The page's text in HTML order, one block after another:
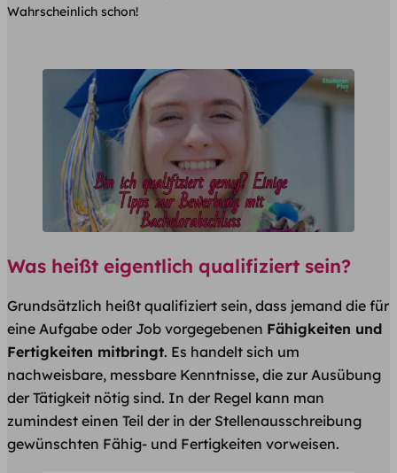
Wahrscheinlich schon!
Was heißt eigentlich qualifiziert sein?
Grundsätzlich heißt qualifiziert sein, dass jemand die für
eine Aufgabe oder Job vorgegebenen Fähigkeiten und
Fertigkeiten mitbringt. Es handelt sich um
nachweisbare, messbare Kenntnisse, die zur Ausübung
der Tätigkeit nötig sind. In der Regel kann man
zumindest einen Teil der in der Stellenausschreibung
gewünschten Fähig- und Fertigkeiten vorweisen.